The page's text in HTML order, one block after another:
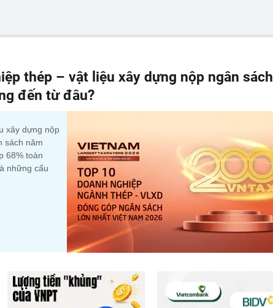
thép – vật liệu xây dựng nộp ngân sách
đến từ đâu?
xây dựng nộp
sách năm
68% toàn
những cấu